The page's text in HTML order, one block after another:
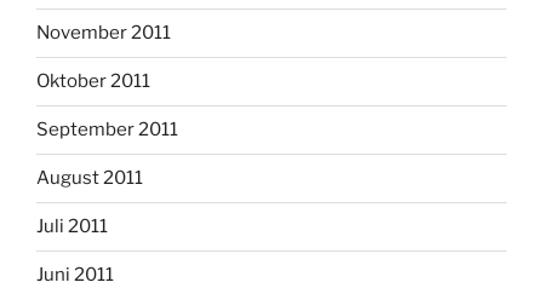
November 2011
Oktober 2011
September 2011
August 2011
Juli 2011
Juni 2011